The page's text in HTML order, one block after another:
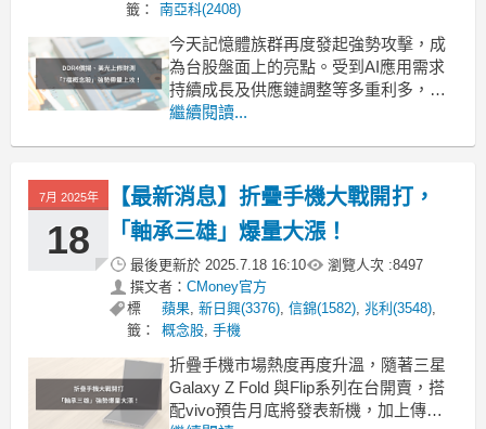
籤：
南亞科(2408)
今天記憶體族群再度發起強勢攻擊，成
為台股盤面上的亮點。受到AI應用需求
持續成長及供應鏈調整等多重利多，帶
動相關個股表現活躍。隨著全球數據中
整了潛在的上漲原因，並從中找出有望
受惠的概念股清單！「下載起漲K線，接
收最新消息」：http
繼續閱讀...
7月 2025年
18
【最新消息】折疊手機大戰開打，
「軸承三雄」爆量大漲！
最後更新於 2025.7.18 16:10 瀏覽人次 :8497
撰文者： CMoney官方
標
籤：
蘋果, 新日興(3376), 信錦(1582), 兆利(3548),
概念股, 手機
折疊手機市場熱度再度升溫，隨著三星
Galaxy Z Fold 與Flip系列在台開賣，搭
配vivo預告月底將發表新機，加上傳出